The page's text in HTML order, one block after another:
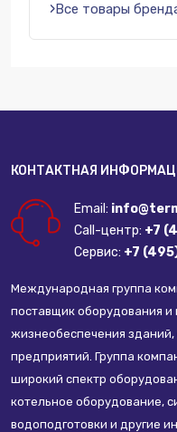
Все товары
КОНТАКТНАЯ
Email:
Call-центр: +7
Сервис: +7
Международная группа
поставщик оборудования
жизнеобеспечения
предприятий. Группа
широкий спектр
котельное оборудование,
водоподготовки и другие